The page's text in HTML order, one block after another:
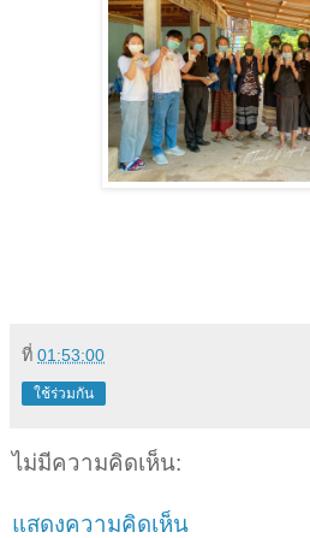
ที่ 01:53:00
ใช้ร่วมกัน
ไม่มีความคิดเห็น:
แสดงความคิดเห็น